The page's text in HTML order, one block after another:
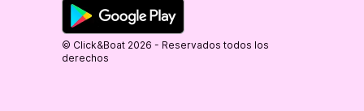
© Click&Boat 2026 - Reservados todos los
derechos